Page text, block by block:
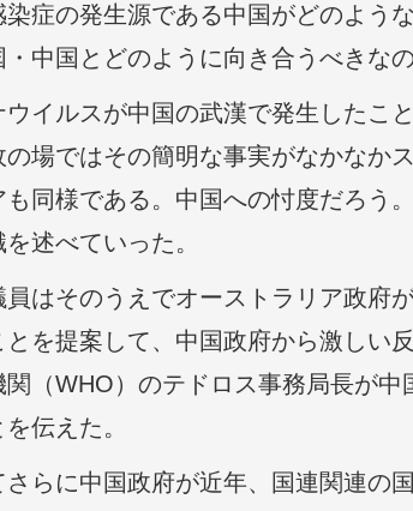
染症の発生源である中国がどのよう
・中国とどのように向き合うべきな
ウイルスが中国の武漢で発生したこ
の場ではその簡明な事実がなかなか
も同様である。中国への忖度だろう
述べていった。
員はそのうえでオーストラリア政府
とを提案して、中国政府から激しい
関（WHO）のテドロス事務局長が
伝えた。
さらに中国政府が近年、国連関連の